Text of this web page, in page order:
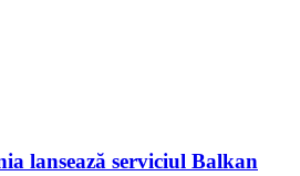
lansează serviciul Balkan